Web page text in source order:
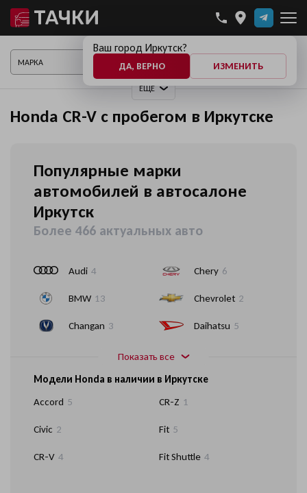
Ваш город Иркутск?
ДА, ВЕРНО ИЗМЕНИТЬ
ЕЩЕ
ПОКАЗАТЬ АВТО
Honda CR-V с пробегом в Иркутске
Популярные марки
автомобилей в автосалоне
Иркутск
Более 466 актуальных авто
Audi 4
BMW 13
Changan 3
Chery 6
Chevrolet 2
Daihatsu 5
Показать все
Модели Honda в наличии в Иркутске
Accord 5
Civic 2
CR-V 4
CR-Z 1
Fit 5
Fit Shuttle 4